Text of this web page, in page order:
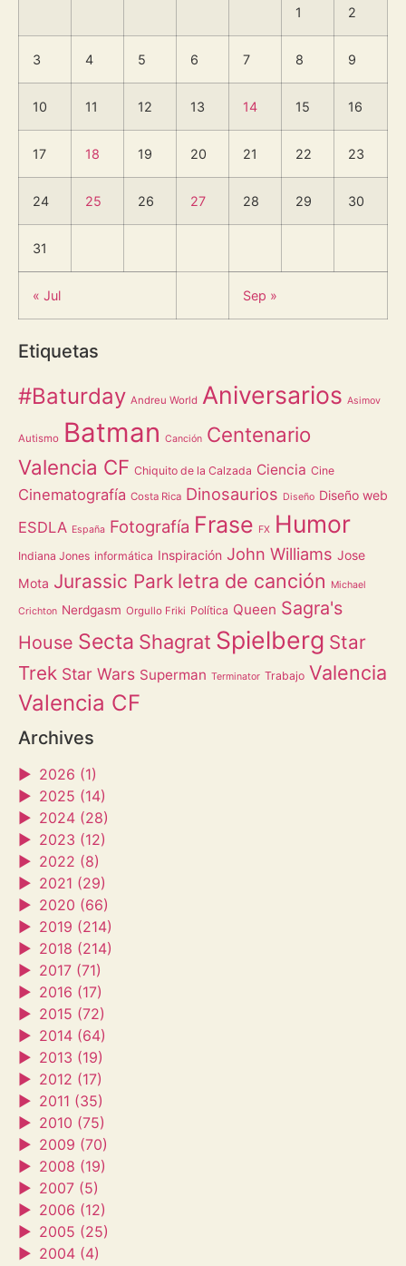
1 2
3 4 5 6 7 8 9
10 11 12 13 14 15 16
17 18 19 20 21 22 23
24 25 26 27 28 29 30
31
« Jul Sep »
Etiquetas
#Baturday Andreu World Aniversarios Asimov
Autismo Batman Canción Centenario
Valencia CF Chiquito de la Calzada Ciencia Cine
Cinematografía Costa Rica Dinosaurios Diseño Diseño web
ESDLA España Fotografía Frase FX Humor
Indiana Jones informática Inspiración John Williams Jose
Mota Jurassic Park letra de canción Michael
Crichton Nerdgasm Orgullo Friki Política Queen Sagra's
House Secta Shagrat Spielberg Star
Trek Star Wars Superman Terminator Trabajo Valencia
Valencia CF
Archives
► 2026 (1)
► 2025 (14)
► 2024 (28)
► 2023 (12)
► 2022 (8)
► 2021 (29)
► 2020 (66)
► 2019 (214)
► 2018 (214)
► 2017 (71)
► 2016 (17)
► 2015 (72)
► 2014 (64)
► 2013 (19)
► 2012 (17)
► 2011 (35)
► 2010 (75)
► 2009 (70)
► 2008 (19)
► 2007 (5)
► 2006 (12)
► 2005 (25)
► 2004 (4)